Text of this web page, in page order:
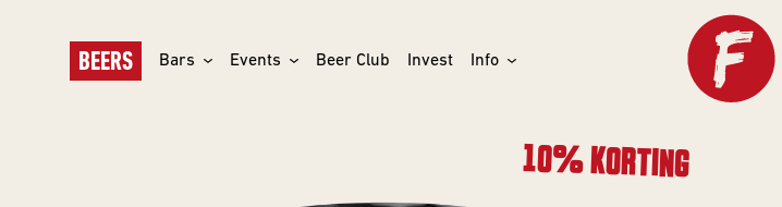
BEERS Bars Events Beer Club Invest Info
10% KORTING